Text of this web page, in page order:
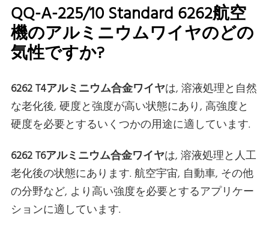
QQ-A-225/10 Standard 6262航空
機のアルミニウムワイヤのどの
気性ですか?
6262 T4アルミニウム合金ワイヤは, 溶液処理と自然
な老化後, 硬度と強度が高い状態にあり, 高強度と
硬度を必要とするいくつかの用途に適しています.
6262 T6アルミニウム合金ワイヤは, 溶液処理と人工
老化後の状態にあります. 航空宇宙, 自動車, その他
の分野など, より高い強度を必要とするアプリケー
ションに適しています.